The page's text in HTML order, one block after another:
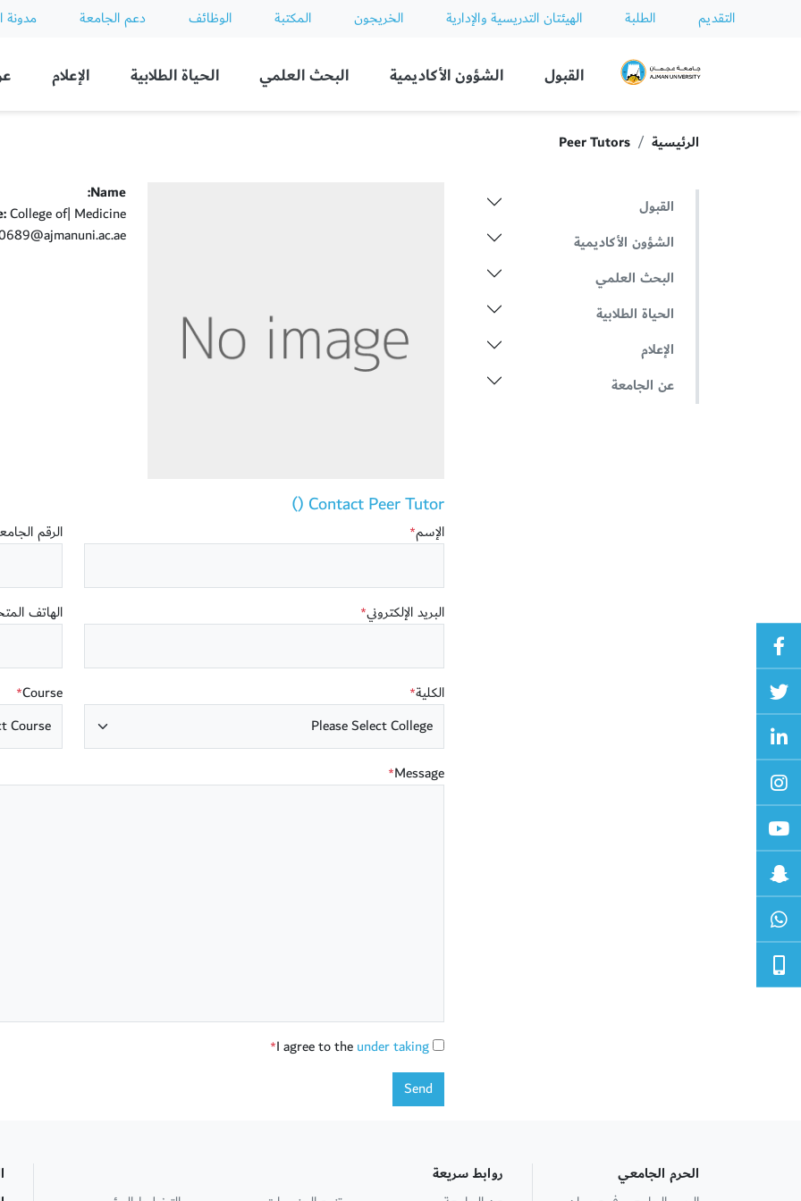
التقديم الطلبة الهيئتان التدريسية والإدارية الخريجون المكتبة الوظائف دعم الجامعة مدونة
Ajman University
القبول الشؤون الأكاديمية البحث العلمي الحياة الطلابية الإعلام
الرئيسية Peer Tutors
القبول
الشؤون الأكاديمية
البحث العلمي
الحياة الطلابية
الإعلام
عن الجامعة
Name:
College of| Medicine
Contact Peer Tutor ()
الإسم* الرقم
البريد الإلكتروني* الهاتف
الكلية*
Course
*
Message
*
I agree to theunder taking
*
Send
الحرم الجامعي
روابط سريعة